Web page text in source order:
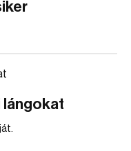
lángokat